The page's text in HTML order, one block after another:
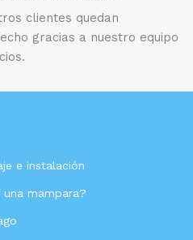
clientes quedan
gracias a nuestro equipo
e instalación
una mampara?